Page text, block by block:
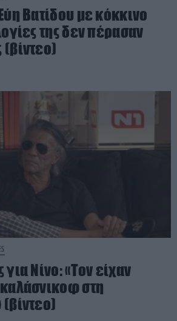
Βατίδου με κόκκινο
της δεν πέρασαν
Νίνο: «Τον είχαν
στη